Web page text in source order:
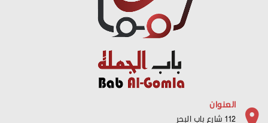
العنوان
112 شارع باب البحر